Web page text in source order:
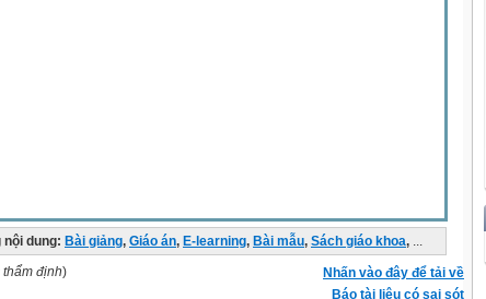
nội dung: Bài giảng, Giáo án, E-learning, Bài mẫu, Sách giáo khoa, ...
Nhấn vào đây để tải về
Báo tài liệu có sai sót
định)